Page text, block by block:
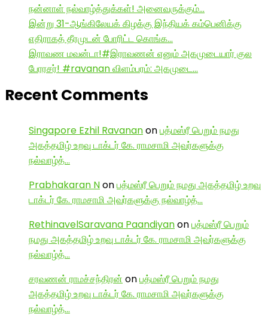
நன்னாள் நல்வாழ்த்துக்கள்! அனைவருக்கும்…
இன்று 31-ஆங்கிலேயக் கிழக்கு இந்தியக் கம்பெனிக்கு
எதிராகத் தீரமுடன் போரிட்ட கொங்க…
இராவண மவன்டா!#இராவணன் எனும் அகமுடையார் குல
பேரரசர்! #ravanan விளம்பரம்: அகமுடை…
Recent Comments
Singapore Ezhil Ravananonபத்மஸ்ரீ பெறும் நமது
அகத்தமிழ் உறவு டாக்டர் கே. ராமசாமி அவர்களுக்கு
நல்வாழ்த்…
Prabhakaran Nonபத்மஸ்ரீ பெறும் நமது அகத்தமிழ் உறவு
டாக்டர் கே. ராமசாமி அவர்களுக்கு நல்வாழ்த்…
RethinavelSaravana Paandiyanonபத்மஸ்ரீ பெறும்
நமது அகத்தமிழ் உறவு டாக்டர் கே. ராமசாமி அவர்களுக்கு
நல்வாழ்த்…
சரவணன் ராமச்சந்திரன் onபத்மஸ்ரீ பெறும் நமது
அகத்தமிழ் உறவு டாக்டர் கே. ராமசாமி அவர்களுக்கு
நல்வாழ்த்…